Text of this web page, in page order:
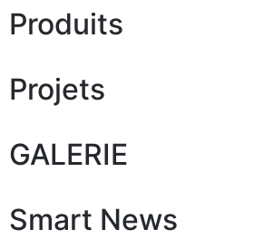
Produits
Projets
GALERIE
Smart News